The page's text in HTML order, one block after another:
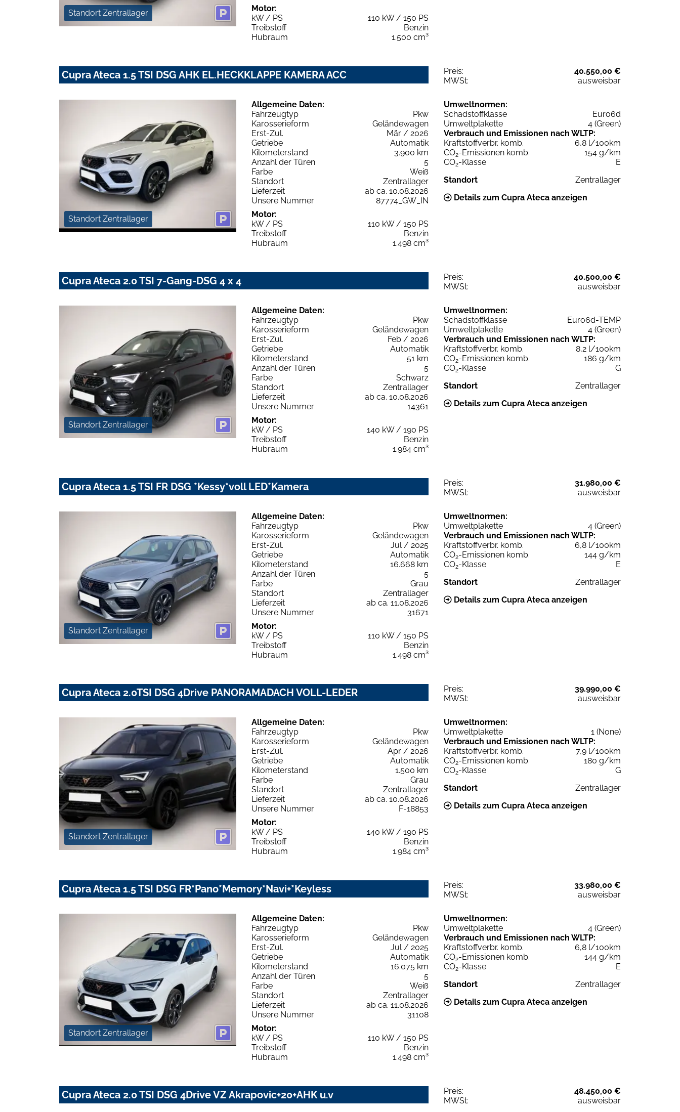
Standort Zentrallager
Motor:
kW / PS
110 kW / 150 PS
Treibstoff
Benzin
Hubraum
1.500 cm³
Cupra Ateca 1.5 TSI DSG AHK EL.HECKKLAPPE KAMERA ACC Preis:
40.550,00 €
MWSt:
ausweisbar
Standort Zentrallager
Allgemeine Daten:
Fahrzeugtyp
Pkw
Karosserieform
Geländewagen
Erst-Zul.
Mär / 2026
Getriebe
Automatik
Kilometerstand
3.900 km
Anzahl der Türen
5
Farbe
Weiß
Standort
Zentrallager
Lieferzeit
ab ca. 10.08.2026
Unsere Nummer
87774_GW_IN
Motor:
kW / PS
110 kW / 150 PS
Treibstoff
Benzin
Hubraum
1.498 cm³
Umweltnormen:
Schadstoffklasse
Euro6d
Umweltplakette
4 (Green)
Verbrauch und Emissionen nach WLTP:
Kraftstoffverbr. komb.
6,8 l/100km
CO2-Emissionen komb.
154 g/km
CO2-Klasse
E
Standort
Zentrallager
Details zum Cupra Ateca anzeigen
Cupra Ateca 2.0 TSI 7-Gang-DSG 4 x 4 Preis:
40.500,00 €
MWSt:
ausweisbar
Standort Zentrallager
Allgemeine Daten:
Fahrzeugtyp
Pkw
Karosserieform
Geländewagen
Erst-Zul.
Feb / 2026
Getriebe
Automatik
Kilometerstand
51 km
Anzahl der Türen
5
Farbe
Schwarz
Standort
Zentrallager
Lieferzeit
ab ca. 10.08.2026
Unsere Nummer
14361
Motor:
kW / PS
140 kW / 190 PS
Treibstoff
Benzin
Hubraum
1.984 cm³
Umweltnormen:
Schadstoffklasse
Euro6d-TEMP
Umweltplakette
4 (Green)
Verbrauch und Emissionen nach WLTP:
Kraftstoffverbr. komb.
8,2 l/100km
CO2-Emissionen komb.
186 g/km
CO2-Klasse
G
Standort
Zentrallager
Details zum Cupra Ateca anzeigen
Cupra Ateca 1.5 TSI FR DSG *Kessy*voll LED*Kamera Preis:
31.980,00 €
MWSt:
ausweisbar
Standort Zentrallager
Allgemeine Daten:
Fahrzeugtyp
Pkw
Karosserieform
Geländewagen
Erst-Zul.
Jul / 2025
Getriebe
Automatik
Kilometerstand
16.668 km
Anzahl der Türen
5
Farbe
Grau
Standort
Zentrallager
Lieferzeit
ab ca. 11.08.2026
Unsere Nummer
31671
Motor:
kW / PS
110 kW / 150 PS
Treibstoff
Benzin
Hubraum
1.498 cm³
Umweltnormen:
Umweltplakette
4 (Green)
Verbrauch und Emissionen nach WLTP:
Kraftstoffverbr. komb.
6,8 l/100km
CO2-Emissionen komb.
144 g/km
CO2-Klasse
E
Standort
Zentrallager
Details zum Cupra Ateca anzeigen
Cupra Ateca 2.0TSI DSG 4Drive PANORAMADACH VOLL-LEDER Preis:
39.990,00 €
MWSt:
ausweisbar
Standort Zentrallager
Allgemeine Daten:
Fahrzeugtyp
Pkw
Karosserieform
Geländewagen
Erst-Zul.
Apr / 2026
Getriebe
Automatik
Kilometerstand
1.500 km
Farbe
Grau
Standort
Zentrallager
Lieferzeit
ab ca. 10.08.2026
Unsere Nummer
F-18853
Motor:
kW / PS
140 kW / 190 PS
Treibstoff
Benzin
Hubraum
1.984 cm³
Umweltnormen:
Umweltplakette
1 (None)
Verbrauch und Emissionen nach WLTP:
Kraftstoffverbr. komb.
7,9 l/100km
CO2-Emissionen komb.
180 g/km
CO2-Klasse
G
Standort
Zentrallager
Details zum Cupra Ateca anzeigen
Cupra Ateca 1.5 TSI DSG FR*Pano*Memory*Navi+*Keyless Preis:
33.980,00 €
MWSt:
ausweisbar
Standort Zentrallager
Allgemeine Daten:
Fahrzeugtyp
Pkw
Karosserieform
Geländewagen
Erst-Zul.
Jul / 2025
Getriebe
Automatik
Kilometerstand
16.075 km
Anzahl der Türen
5
Farbe
Weiß
Standort
Zentrallager
Lieferzeit
ab ca. 11.08.2026
Unsere Nummer
31108
Motor:
kW / PS
110 kW / 150 PS
Treibstoff
Benzin
Hubraum
1.498 cm³
Umweltnormen:
Umweltplakette
4 (Green)
Verbrauch und Emissionen nach WLTP:
Kraftstoffverbr. komb.
6,8 l/100km
CO2-Emissionen komb.
144 g/km
CO2-Klasse
E
Standort
Zentrallager
Details zum Cupra Ateca anzeigen
Cupra Ateca 2.0 TSI DSG 4Drive VZ Akrapovic+20+AHK u.v Preis:
48.450,00 €
MWSt:
ausweisbar